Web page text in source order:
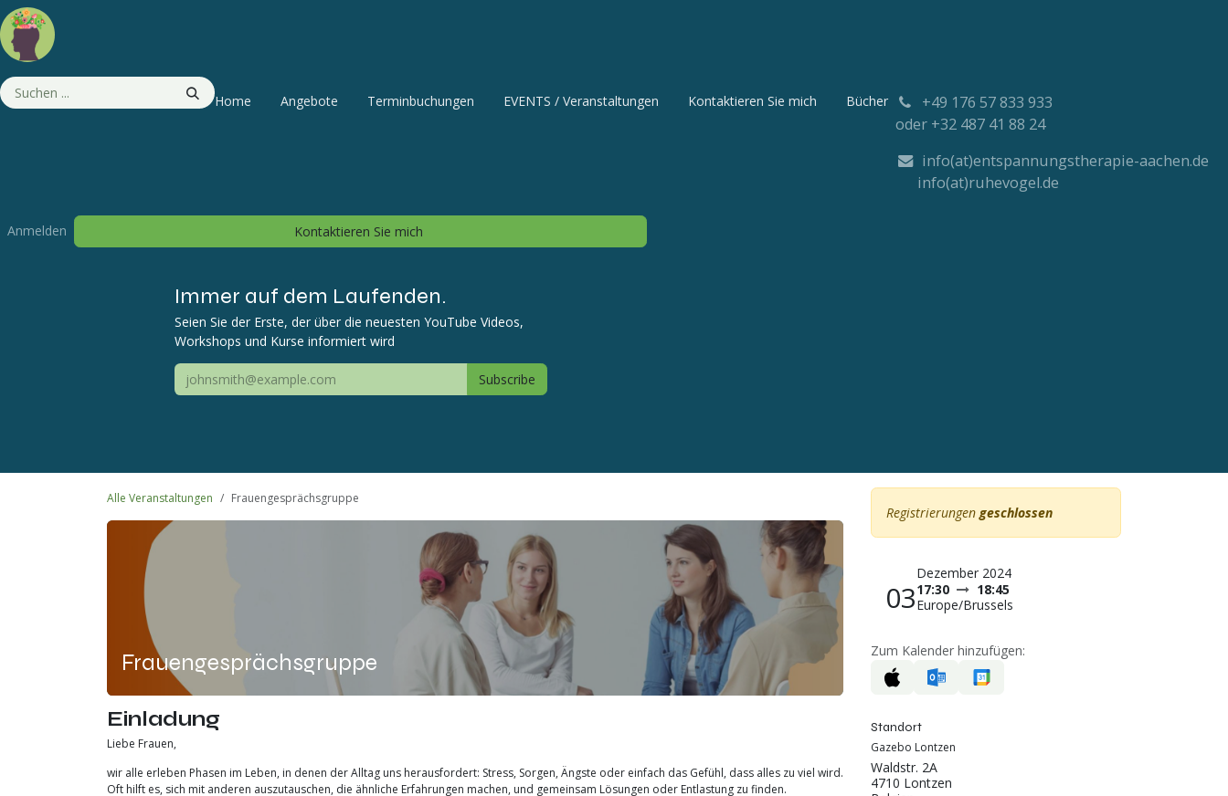
Zum Inhalt springen
Home Angebote Terminbuchungen EVENTS / Veranstaltungen Kontaktieren Sie mich Bücher
+49 176 57 833 933
oder +32 487 41 88 24
info(at)entspannungstherapie-aachen.de
info(at)ruhevogel.de
Anmelden Kontaktieren Sie mich
Immer auf dem Laufenden.
Seien Sie der Erste, der über die neuesten YouTube Videos,
Workshops und Kurse informiert wird
Subscribe
Alle Veranstaltungen Frauengesprächsgruppe
Frauengesprächsgruppe
Einladung
Liebe Frauen,
wir alle erleben Phasen im Leben, in denen der Alltag uns herausfordert: Stress, Sorgen, Ängste oder einfach das Gefühl, dass alles zu viel wird.
Oft hilft es, sich mit anderen auszutauschen, die ähnliche Erfahrungen machen, und gemeinsam Lösungen oder Entlastung zu finden.
Registrierungengeschlossen
03
Dezember 2024
17:30
18:45
Europe/Brussels
Zum Kalender hinzufügen:
Standort
Gazebo Lontzen
Waldstr. 2A
4710 Lontzen